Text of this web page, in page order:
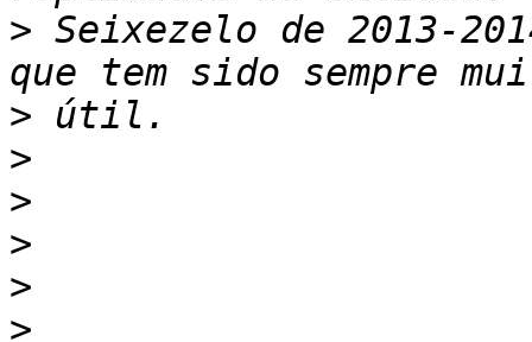
> Seixezelo de 2013-
>
>
>
>
>
>